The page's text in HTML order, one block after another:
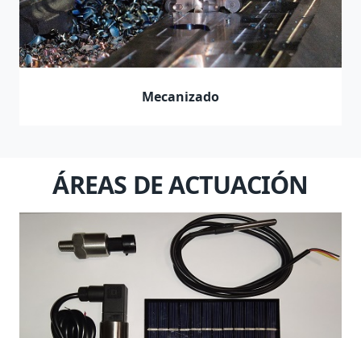
Mecanizado
ÁREAS DE ACTUACIÓN